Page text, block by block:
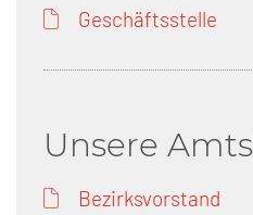
Geschäftsstelle
Unsere
Bezirksvorstand